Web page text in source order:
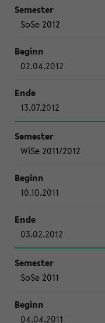
SoSe 2012
02.04.2012
13.07.2012
WiSe 2011/2012
10.10.2011
03.02.2012
SoSe 2011
04.04.2011